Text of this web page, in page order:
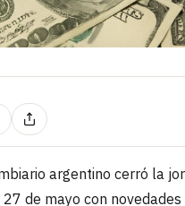
argentino cerró la
de mayo con novedades